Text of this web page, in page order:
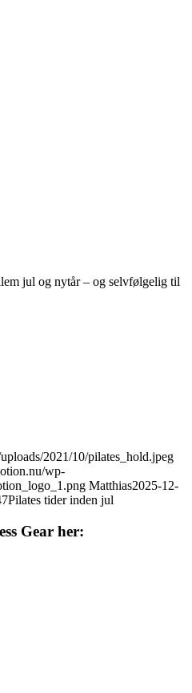
jul og nytår – og selvfølgelig til
2021/10/pilates_hold.jpeg
wp-
Matthias2025-12-
Pilates tider inden jul
Gear her: